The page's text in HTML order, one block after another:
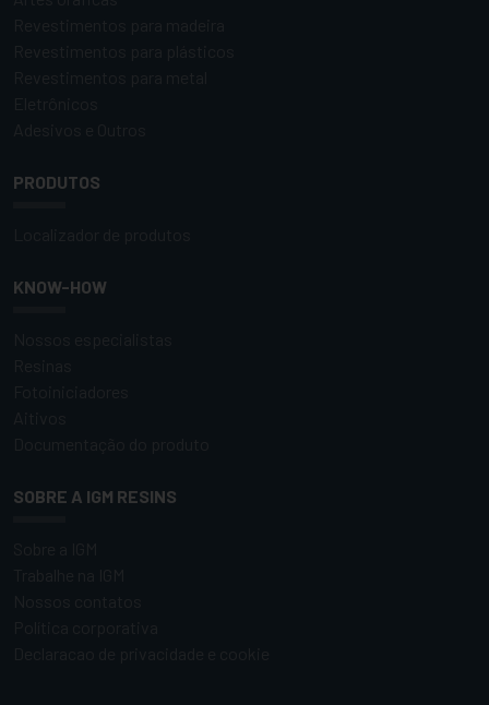
PRODUTOS
KNOW-HOW
SOBRE A IGM RESINS